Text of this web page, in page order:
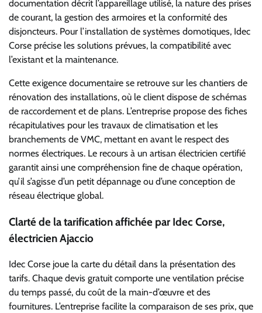
documentation décrit l’appareillage utilisé, la nature des prises
de courant, la gestion des armoires et la conformité des
disjoncteurs. Pour l’installation de systèmes domotiques, Idec
Corse précise les solutions prévues, la compatibilité avec
l’existant et la maintenance.
Cette exigence documentaire se retrouve sur les chantiers de
rénovation des installations, où le client dispose de schémas
de raccordement et de plans. L’entreprise propose des fiches
récapitulatives pour les travaux de climatisation et les
branchements de VMC, mettant en avant le respect des
normes électriques. Le recours à un artisan électricien certifié
garantit ainsi une compréhension fine de chaque opération,
qu’il s’agisse d’un petit dépannage ou d’une conception de
réseau électrique global.
Clarté de la tarification affichée par Idec Corse,
électricien Ajaccio
Idec Corse joue la carte du détail dans la présentation des
tarifs. Chaque devis gratuit comporte une ventilation précise
du temps passé, du coût de la main-d’œuvre et des
fournitures. L’entreprise facilite la comparaison de ses prix, que